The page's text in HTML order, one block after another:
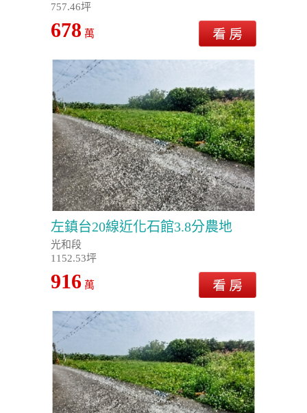
757.46坪
678 萬
左鎮台20線近化石館3.8分農地
光和段
1152.53坪
916 萬